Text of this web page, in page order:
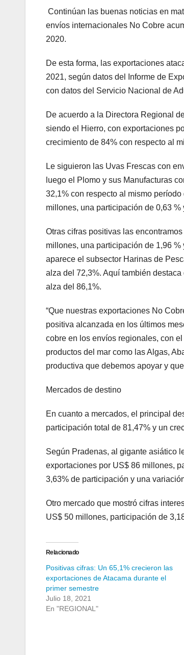
Continúan las buenas noticias en
envíos internacionales No Cobre
2020.
De esta forma, las exportaciones
2021, según datos del Informe de
con datos del Servicio Nacional de
De acuerdo a la Directora Regional
siendo el Hierro, con exportaciones
crecimiento de 84% con respecto al
Le siguieron las Uvas Frescas con
luego el Plomo y sus Manufacturas
32,1% con respecto al mismo
millones, una participación de 0,63
Otras cifras positivas las
millones, una participación de 1,96
aparece el subsector Harinas de
alza del 72,3%. Aquí también
alza del 86,1%.
“Que nuestras exportaciones No
positiva alcanzada en los últimos
cobre en los envíos regionales, con
productos del mar como las Algas,
productiva que debemos apoyar y
Mercados de destino
En cuanto a mercados, el principal
participación total de 81,47% y un
Según Pradenas, al gigante asiático
exportaciones por US$ 86 millones,
3,63% de participación y una
Otro mercado que mostró cifras
US$ 50 millones, participación de
Relacionado
Positivas cifras: Un 65,1% crecieron las
exportaciones de Atacama durante el
primer semestre
Julio 18, 2021
En "REGIONAL"